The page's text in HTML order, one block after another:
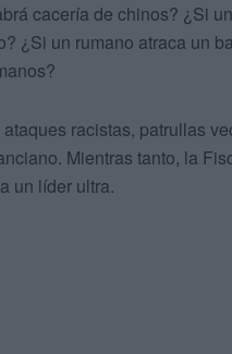
cacería de chinos? ¿Si
¿Si un rumano atraca un
racistas, patrullas
Mientras tanto, la
un líder ultra.